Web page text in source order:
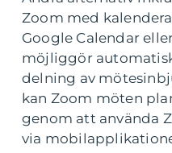
Zoom med
Google Calendar
möjliggör
delning av
kan Zoom möten
genom att använda
via